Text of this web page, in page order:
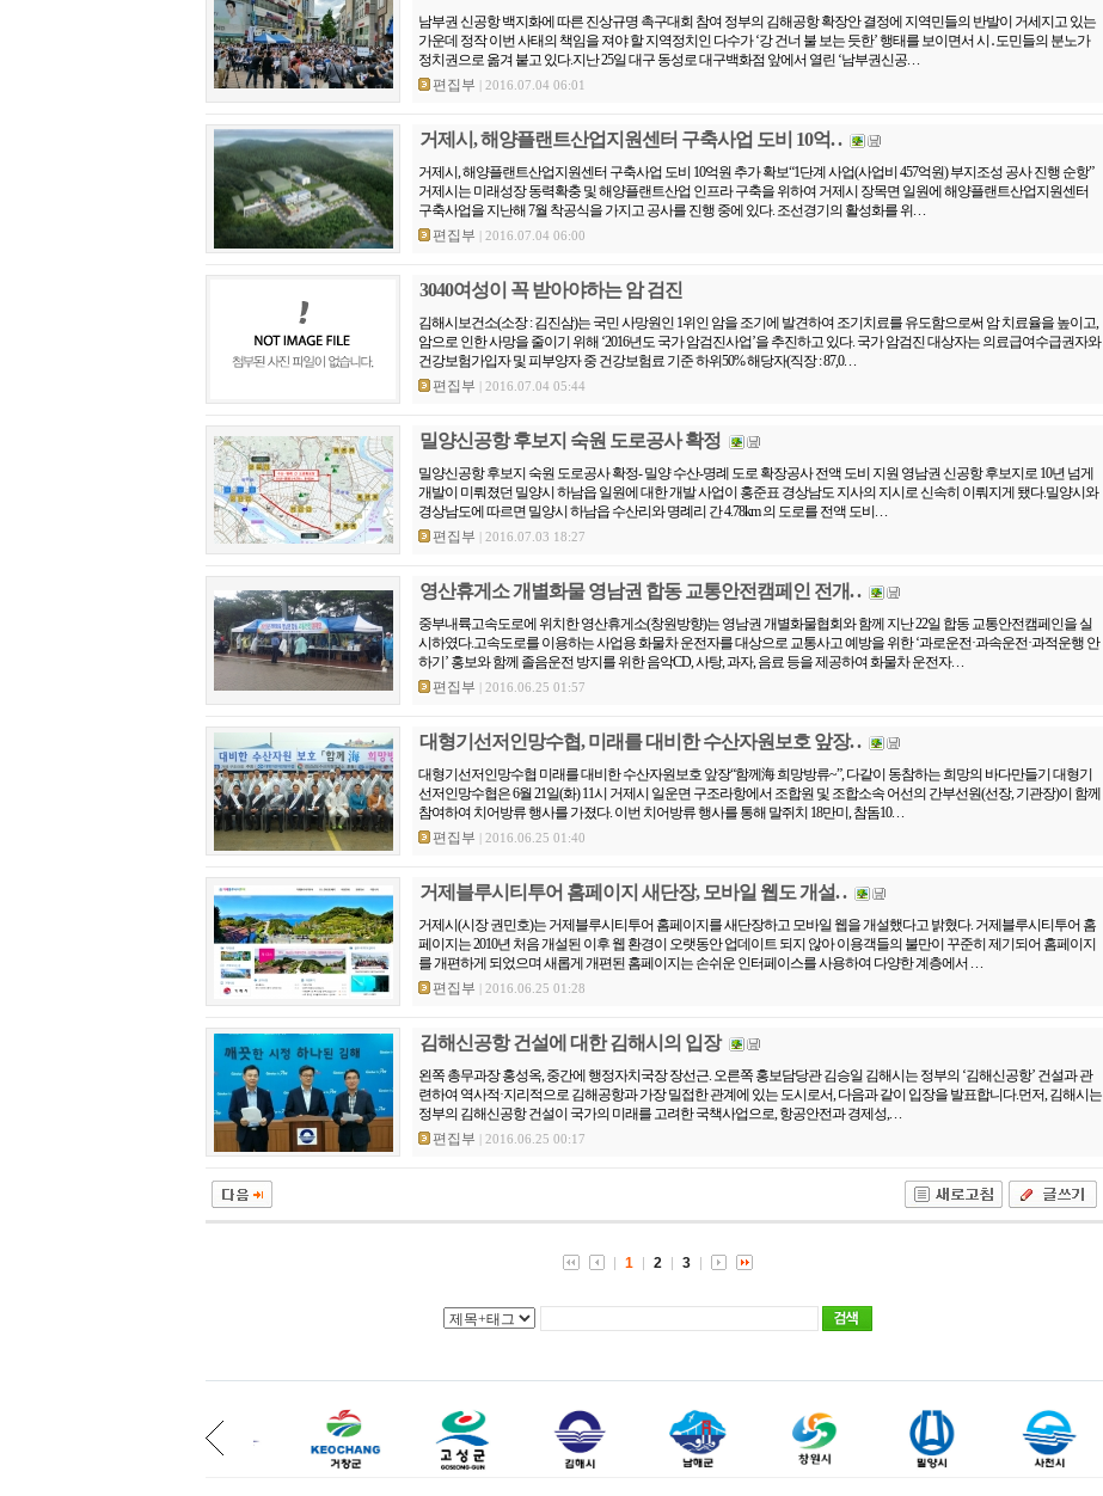
남부권 신공항 백지화에 따른 진상규명 촉구대회 참여 정부의 김해공항 확장안 결정에 지역민들의 반발이 거세지고 있는
가운데 정작 이번 사태의 책임을 져야 할 지역정치인 다수가 ‘강 건너 불 보는 듯한’ 행태를 보이면서 시․도민들의 분노가
정치권으로 옮겨 붙고 있다.지난 25일 대구 동성로 대구백화점 앞에서 열린 ‘남부권신공. . .
편집부 | 2016.07.04 06:01
거제시, 해양플랜트산업지원센터 구축사업 도비 10억. .
거제시, 해양플랜트산업지원센터 구축사업 도비 10억원 추가 확보“1단계 사업(사업비 457억원) 부지조성 공사 진행 순항”
거제시는 미래성장 동력확충 및 해양플랜트산업 인프라 구축을 위하여 거제시 장목면 일원에 해양플랜트산업지원센터
구축사업을 지난해 7월 착공식을 가지고 공사를 진행 중에 있다. 조선경기의 활성화를 위. . .
편집부 | 2016.07.04 06:00
3040여성이 꼭 받아야하는 암 검진
김해시보건소(소장 : 김진삼)는 국민 사망원인 1위인 암을 조기에 발견하여 조기치료를 유도함으로써 암 치료율을 높이고,
암으로 인한 사망을 줄이기 위해 ‘2016년도 국가 암검진사업’을 추진하고 있다. 국가 암검진 대상자는 의료급여수급권자와
건강보험가입자 및 피부양자 중 건강보험료 기준 하위50% 해당자(직장 : 87,0. . .
편집부 | 2016.07.04 05:44
밀양신공항 후보지 숙원 도로공사 확정
밀양신공항 후보지 숙원 도로공사 확정- 밀양 수산-명례 도로 확장공사 전액 도비 지원 영남권 신공항 후보지로 10년 넘게
개발이 미뤄졌던 밀양시 하남읍 일원에 대한 개발 사업이 홍준표 경상남도 지사의 지시로 신속히 이뤄지게 됐다.밀양시와
경상남도에 따르면 밀양시 하남읍 수산리와 명례리 간 4.78km 의 도로를 전액 도비. . .
편집부 | 2016.07.03 18:27
영산휴게소 개별화물 영남권 합동 교통안전캠페인 전개. .
중부내륙고속도로에 위치한 영산휴게소(창원방향)는 영남권 개별화물협회와 함께 지난 22일 합동 교통안전캠페인을 실
시하였다.고속도로를 이용하는 사업용 화물차 운전자를 대상으로 교통사고 예방을 위한 ‘과로운전·과속운전·과적운행 안
하기’ 홍보와 함께 졸음운전 방지를 위한 음악CD, 사탕, 과자, 음료 등을 제공하여 화물차 운전자. . .
편집부 | 2016.06.25 01:57
대형기선저인망수협, 미래를 대비한 수산자원보호 앞장. .
대형기선저인망수협 미래를 대비한 수산자원보호 앞장“함께海 희망방류~”, 다같이 동참하는 희망의 바다만들기 대형기
선저인망수협은 6월 21일(화) 11시 거제시 일운면 구조라항에서 조합원 및 조합소속 어선의 간부선원(선장, 기관장)이 함께
참여하여 치어방류 행사를 가졌다. 이번 치어방류 행사를 통해 말쥐치 18만미, 참돔10. . .
편집부 | 2016.06.25 01:40
거제블루시티투어 홈페이지 새단장, 모바일 웹도 개설. .
거제시(시장 권민호)는 거제블루시티투어 홈페이지를 새단장하고 모바일 웹을 개설했다고 밝혔다. 거제블루시티투어 홈
페이지는 2010년 처음 개설된 이후 웹 환경이 오랫동안 업데이트 되지 않아 이용객들의 불만이 꾸준히 제기되어 홈페이지
를 개편하게 되었으며 새롭게 개편된 홈페이지는 손쉬운 인터페이스를 사용하여 다양한 계층에서 . . .
편집부 | 2016.06.25 01:28
김해신공항 건설에 대한 김해시의 입장
왼쪽 총무과장 홍성옥, 중간에 행정자치국장 장선근. 오른쪽 홍보담당관 김승일 김해시는 정부의 ‘김해신공항’ 건설과 관
련하여 역사적·지리적으로 김해공항과 가장 밀접한 관계에 있는 도시로서, 다음과 같이 입장을 발표합니다.먼저, 김해시는
정부의 김해신공항 건설이 국가의 미래를 고려한 국책사업으로, 항공안전과 경제성,. . .
편집부 | 2016.06.25 00:17
1 2 3